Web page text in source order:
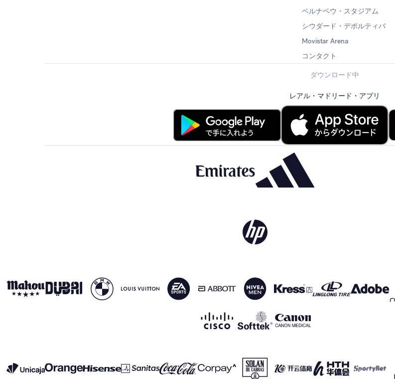
ベルナベウ・スタジアム
シウダード・デポルティバ
Movistar Arena
コンタクト
ダウンロード中
レアル・マドリード・アプリ